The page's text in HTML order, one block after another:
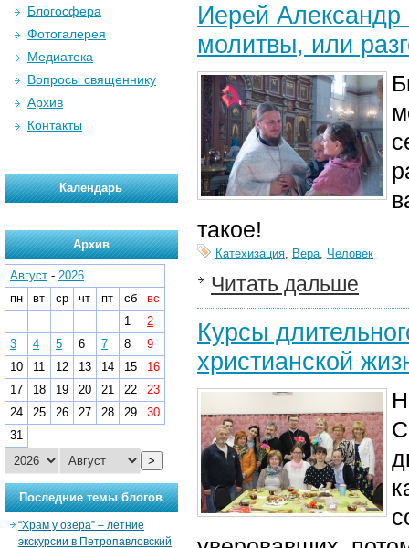
Иерей Александр
молитвы, или
такое!
Катехизация, Вера, Человек
Читать дальше
Курсы
христианской
Блогосфера
Фотогалерея
Медиатека
Вопросы священнику
Архив
Контакты
Календарь
Архив
Август - 2026
пн
вт ср чт пт сб
вс
1
2
3
4 5 6 7 8
9
10
11 12 13 14 15
16
17
18 19 20 21 22
23
24
25 26 27 28 29
30
31
>
Последние темы блогов
“Храм у озера” – летние
экскурсии в Петропавловский